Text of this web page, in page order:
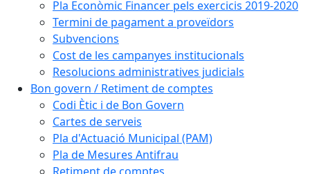
Pla Econòmic Financer pels exercicis 2019-2020
Termini de pagament a proveïdors
Subvencions
Cost de les campanyes institucionals
Resolucions administratives judicials
Bon govern / Retiment de comptes
Codi Ètic i de Bon Govern
Cartes de serveis
Pla d'Actuació Municipal (PAM)
Pla de Mesures Antifrau